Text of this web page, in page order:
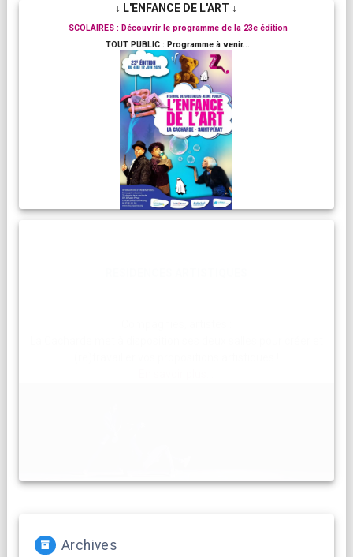
↓ L'ENFANCE DE L'ART ↓
SCOLAIRES : Découvrir le programme de la 23e édition
TOUT PUBLIC : Programme à venir...
Archives